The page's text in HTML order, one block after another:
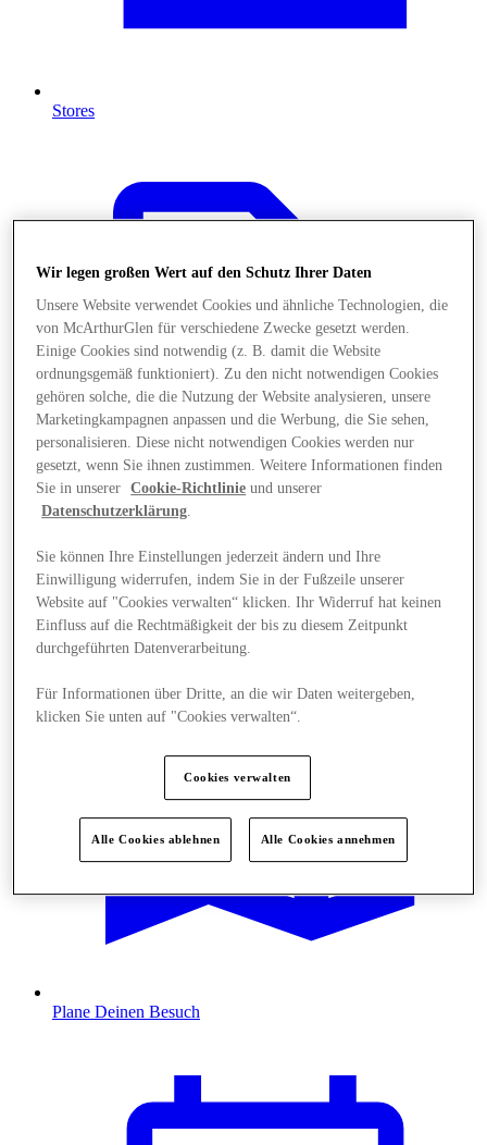
Stores
Angebote
Plane Deinen Besuch
Wir legen großen Wert auf den Schutz Ihrer Daten
Unsere Website verwendet Cookies und ähnliche Technologien, die
von McArthurGlen für verschiedene Zwecke gesetzt werden.
Einige Cookies sind notwendig (z. B. damit die Website
ordnungsgemäß funktioniert). Zu den nicht notwendigen Cookies
gehören solche, die die Nutzung der Website analysieren, unsere
Marketingkampagnen anpassen und die Werbung, die Sie sehen,
personalisieren. Diese nicht notwendigen Cookies werden nur
gesetzt, wenn Sie ihnen zustimmen. Weitere Informationen finden
Sie in unserer
Cookie-Richtlinie und unserer
Datenschutzerklärung
Sie können Ihre Einstellungen jederzeit ändern und Ihre
Einwilligung widerrufen, indem Sie in der Fußzeile unserer
Website auf "Cookies verwalten“ klicken. Ihr Widerruf hat keinen
Einfluss auf die Rechtmäßigkeit der bis zu diesem Zeitpunkt
durchgeführten Datenverarbeitung.
Für Informationen über Dritte, an die wir Daten weitergeben,
klicken Sie unten auf "Cookies verwalten“.
Cookies verwalten
Alle Cookies ablehnen Alle Cookies annehmen